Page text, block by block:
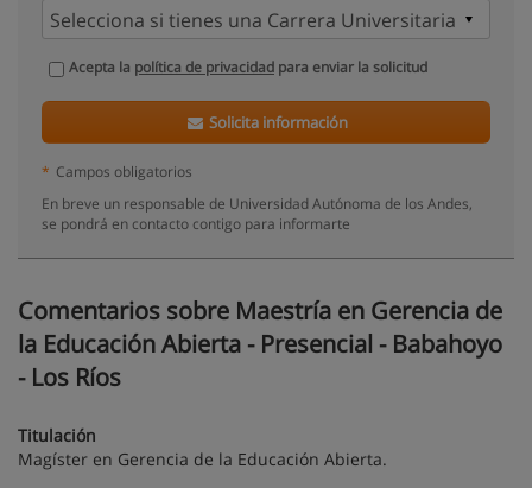
Acepta la política de privacidad para enviar la solicitud
Solicita información
* Campos obligatorios
En breve un responsable de Universidad Autónoma de los Andes,
se pondrá en contacto contigo para informarte
Comentarios sobre Maestría en Gerencia de
la Educación Abierta - Presencial - Babahoyo
- Los Ríos
Titulación
Magíster en Gerencia de la Educación Abierta.